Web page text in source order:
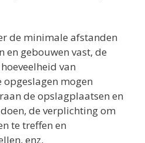
de minimale afstanden
en gebouwen vast, de
van
mogen
de opslagplaatsen en
de verplichting om
te treffen en
enz.